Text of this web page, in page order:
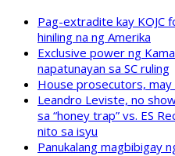
Pag-extradite kay KOJC
hiniling na ng Amerika
Exclusive power ng
napatunayan sa SC ruling
House prosecutors, may
Leandro Leviste, no
sa “honey trap” vs. ES
nito sa isyu
Panukalang magbibigay